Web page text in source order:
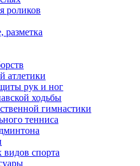
роликов
атлетики
рук и ног
ходьбы
гимнастики
тенниса
спорта